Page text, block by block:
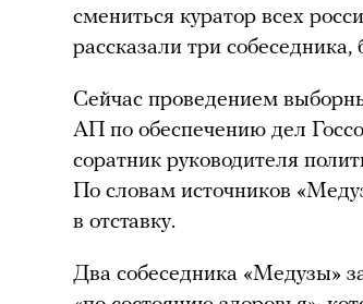
смениться куратор всех
рассказали три
Сейчас проведением
АП по обеспечению дел
соратник руководителя
По словам источников
в отставку.
Два собеседника «Медузы»